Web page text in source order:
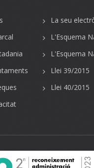
La seu
L'Esquema
L'Esquema
Llei 39/2015
Llei 40/2015